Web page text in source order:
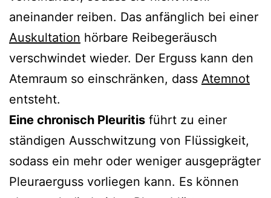
aneinander reiben. Das anfänglich bei einer
Auskultation hörbare Reibegeräusch
verschwindet wieder. Der Erguss kann den
Atemraum so einschränken, dass Atemnot
entsteht.
Eine chronisch Pleuritis führt zu einer
ständigen Ausschwitzung von Flüssigkeit,
sodass ein mehr oder weniger ausgeprägter
Pleuraerguss vorliegen kann. Es können